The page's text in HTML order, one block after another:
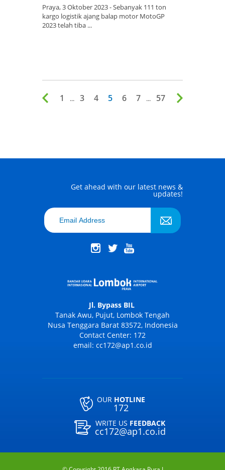
Praya, 3 Oktober 2023 - Sebanyak 111 ton
kargo logistik ajang balap motor MotoGP
2023 telah tiba ...
1 ... 3 4 5 6 7 ... 57
Get ahead with our latest news &
updates!
Jl. Bypass BIL
Tanak Awu, Pujut, Lombok Tengah
Nusa Tenggara Barat 83572, Indonesia
Contact Center: 172
email: cc172@ap1.co.id
OUR HOTLINE
172
WRITE US FEEDBACK
cc172@ap1.co.id